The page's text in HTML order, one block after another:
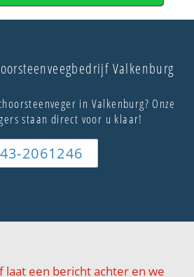
Valkenburg
in Valkenburg? Onze
staan direct voor u klaar!
2061246
laat een bericht achter en we